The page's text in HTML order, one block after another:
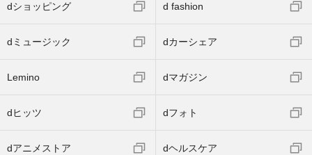
dショッピング d fashion
dミュージック dカーシェア
Lemino dマガジン
dヒッツ dフォト
dアニメストア dヘルスケア